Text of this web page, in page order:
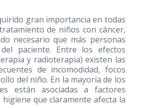
gran importancia en todas
de niños con cáncer,
necesario que más personas
paciente. Entre los efectos
y radioterapia) existen las
de incomodidad, focos
del niño. En la mayoría de los
están asociadas a factores
que claramente afecta la